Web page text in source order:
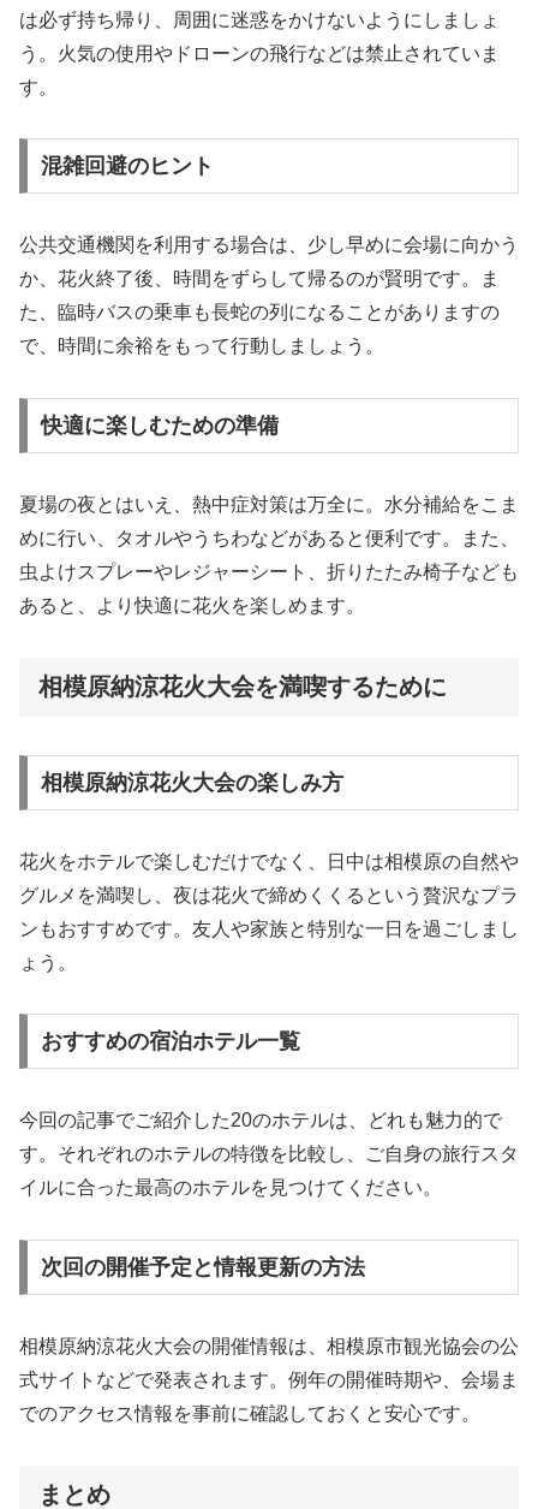
は必ず持ち帰り、周囲に迷惑をかけないようにしましょ
う。火気の使用やドローンの飛行などは禁止されていま
す。
混雑回避のヒント
公共交通機関を利用する場合は、少し早めに会場に向かう
か、花火終了後、時間をずらして帰るのが賢明です。ま
た、臨時バスの乗車も長蛇の列になることがありますの
で、時間に余裕をもって行動しましょう。
快適に楽しむための準備
夏場の夜とはいえ、熱中症対策は万全に。水分補給をこま
めに行い、タオルやうちわなどがあると便利です。また、
虫よけスプレーやレジャーシート、折りたたみ椅子なども
あると、より快適に花火を楽しめます。
相模原納涼花火大会を満喫するために
相模原納涼花火大会の楽しみ方
花火をホテルで楽しむだけでなく、日中は相模原の自然や
グルメを満喫し、夜は花火で締めくくるという贅沢なプラ
ンもおすすめです。友人や家族と特別な一日を過ごしまし
ょう。
おすすめの宿泊ホテル一覧
今回の記事でご紹介した20のホテルは、どれも魅力的で
す。それぞれのホテルの特徴を比較し、ご自身の旅行スタ
イルに合った最高のホテルを見つけてください。
次回の開催予定と情報更新の方法
相模原納涼花火大会の開催情報は、相模原市観光協会の公
式サイトなどで発表されます。例年の開催時期や、会場ま
でのアクセス情報を事前に確認しておくと安心です。
まとめ